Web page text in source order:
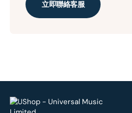
立即聯絡客服